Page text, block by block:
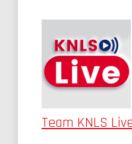
Team KNLS